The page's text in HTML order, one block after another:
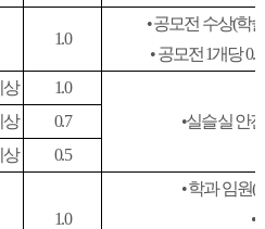
1.0
•공모전 수상(학
•공모전 1개당0.5
1.0
•실슬실 안
0.7
상 0.5
1.0
•학과 임원(
•